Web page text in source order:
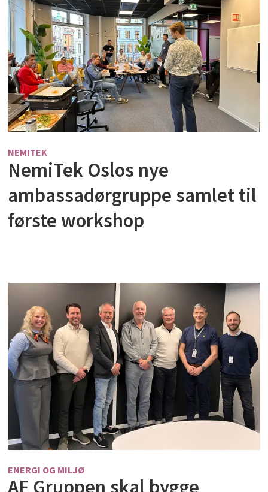
NEMITEK
NemiTek Oslos nye
ambassadørgruppe samlet til
første workshop
ENERGI OG MILJØ
AF Gruppen skal bygge